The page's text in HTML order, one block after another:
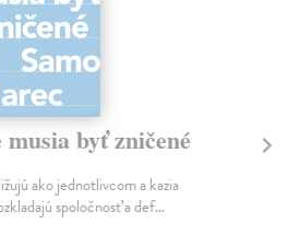
musia byť zničené
ako jednotlivcom a kazia
spoločnosť a def...